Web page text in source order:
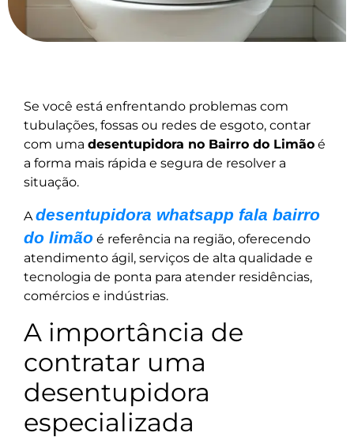
Se você está enfrentando problemas com
tubulações, fossas ou redes de esgoto, contar
com uma desentupidora no Bairro do Limão é
a forma mais rápida e segura de resolver a
situação.
Adesentupidora whatsapp fala bairro
do limão é referência na região, oferecendo
atendimento ágil, serviços de alta qualidade e
tecnologia de ponta para atender residências,
comércios e indústrias.
A importância de
contratar uma
desentupidora
especializada